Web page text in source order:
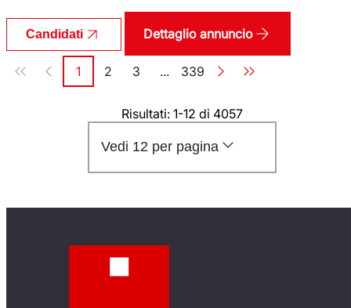
Candidati Dettaglio annuncio
Paginazione
Pagina
1 Pagina
2 Pagina
3 ... Pagina
339
Risultati: 1-12 di 4057
Vedi 12 per pagina